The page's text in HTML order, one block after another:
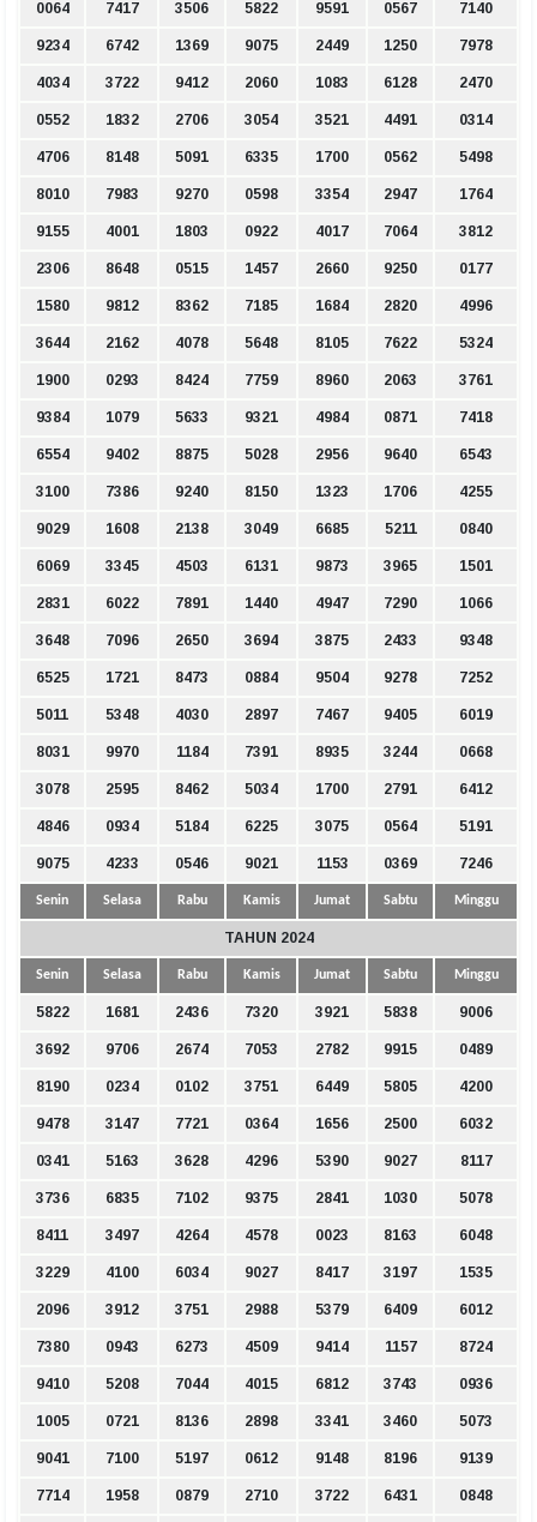
0064 7417 3506 5822 9591 0567 7140
9234 6742 1369 9075 2449 1250 7978
4034 3722 9412 2060 1083 6128 2470
0552 1832 2706 3054 3521 4491 0314
4706 8148 5091 6335 1700 0562 5498
8010 7983 9270 0598 3354 2947 1764
9155 4001 1803 0922 4017 7064 3812
2306 8648 0515 1457 2660 9250 0177
1580 9812 8362 7185 1684 2820 4996
3644 2162 4078 5648 8105 7622 5324
1900 0293 8424 7759 8960 2063 3761
9384 1079 5633 9321 4984 0871 7418
6554 9402 8875 5028 2956 9640 6543
3100 7386 9240 8150 1323 1706 4255
9029 1608 2138 3049 6685 5211 0840
6069 3345 4503 6131 9873 3965 1501
2831 6022 7891 1440 4947 7290 1066
3648 7096 2650 3694 3875 2433 9348
6525 1721 8473 0884 9504 9278 7252
5011 5348 4030 2897 7467 9405 6019
8031 9970 1184 7391 8935 3244 0668
3078 2595 8462 5034 1700 2791 6412
4846 0934 5184 6225 3075 0564 5191
9075 4233 0546 9021 1153 0369 7246
Senin Selasa Rabu Kamis Jumat Sabtu Minggu
TAHUN 2024
Senin Selasa Rabu Kamis Jumat Sabtu Minggu
5822 1681 2436 7320 3921 5838 9006
3692 9706 2674 7053 2782 9915 0489
8190 0234 0102 3751 6449 5805 4200
9478 3147 7721 0364 1656 2500 6032
0341 5163 3628 4296 5390 9027 8117
3736 6835 7102 9375 2841 1030 5078
8411 3497 4264 4578 0023 8163 6048
3229 4100 6034 9027 8417 3197 1535
2096 3912 3751 2988 5379 6409 6012
7380 0943 6273 4509 9414 1157 8724
9410 5208 7044 4015 6812 3743 0936
1005 0721 8136 2898 3341 3460 5073
9041 7100 5197 0612 9148 8196 9139
7714 1958 0879 2710 3722 6431 0848